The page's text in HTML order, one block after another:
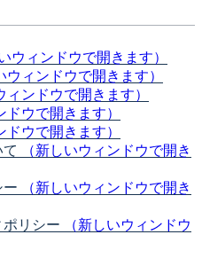
ウィンドウで開きます）
ウィンドウで開きます）
ィンドウで開きます）
ドウで開きます）
ドウで開きます）
（新しいウィンドウで開き
ー
（新しいウィンドウで開き
リシー
（新しいウィンドウ